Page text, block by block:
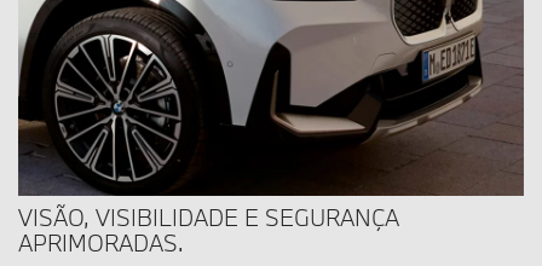
VISÃO, VISIBILIDADE E SEGURANÇA
APRIMORADAS.